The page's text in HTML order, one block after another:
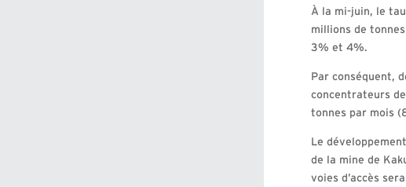
À la mi-juin, le
millions de
3% et 4%.
Par conséquent,
concentrateurs
tonnes par mois
Le
de la mine de
voies d’accès